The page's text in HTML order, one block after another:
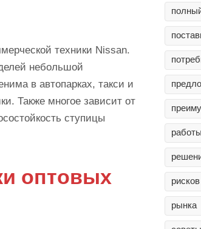
техники Nissan.
небольшой
в автопарках, такси и
Также многое зависит от
ступицы
оптовых
работы
рисков
рынка